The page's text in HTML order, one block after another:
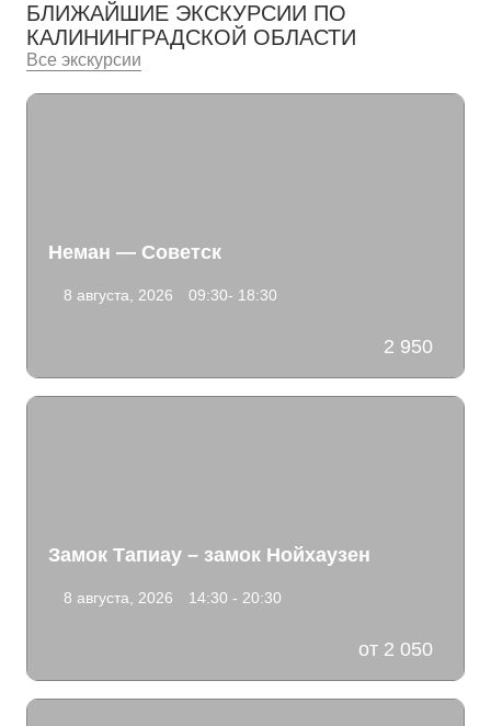
БЛИЖАЙШИЕ ЭКСКУРСИИ ПО
КАЛИНИНГРАДСКОЙ ОБЛАСТИ
Все экскурсии
Неман — Советск
8 августа, 2026 09:30- 18:30
2 950
Замок Тапиау – замок Нойхаузен
8 августа, 2026 14:30 - 20:30
от 2 050